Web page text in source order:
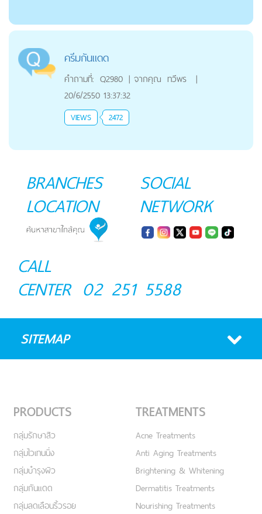
ครีมกันแดด
คำถามที่: Q2980 | จากคุณ ทวีพร
|
20/6/2550 13:37:32
VIEWS 2472
BRANCHES
LOCATION
SOCIAL
NETWORK
CALL
CENTER 02 251 5588
SITEMAP
PRODUCTS
กลุ่มรักษาสิว
กลุ่มไวเทนนิ่ง
กลุ่มบำรุงผิว
กลุ่มกันแดด
กลุ่มลดเลือนริ้วรอย
TREATMENTS
Acne Treatments
Anti Aging Treatments
Brightening & Whitening
Dermatitis Treatments
Nourishing Treatments